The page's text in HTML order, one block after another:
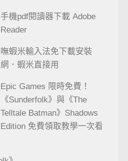
手機pdf閱讀器下載 Adobe
Reader
嘸蝦米輸入法免下載安裝
網．蝦米直接用
Epic Games 限時免費！
《Sunderfolk》與《The
Telltale Batman》Shadows
Edition 免費領取教學一次看